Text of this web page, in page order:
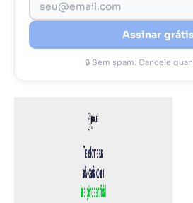
Assinar
🔒 Sem spam. Cancele